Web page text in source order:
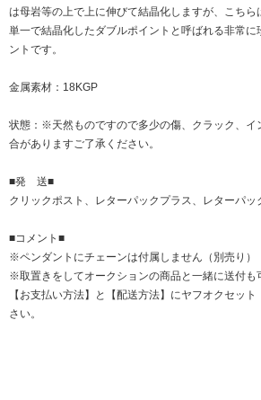
は母岩等の上で上に伸びて結晶化しますが、こち
単一で結晶化したダブルポイントと呼ばれる非常
ントです。
金属素材：18KGP
状態：※天然ものですので多少の傷、クラック、イ
合がありますご了承ください。
■発 送■
クリックポスト、レターパックプラス、レターパッ
■コメント■
※ペンダントにチェーンは付属しません（別売り）
※取置きをしてオークションの商品と一緒に送付も
【お支払い方法】と【配送方法】にヤフオクセッ
さい。